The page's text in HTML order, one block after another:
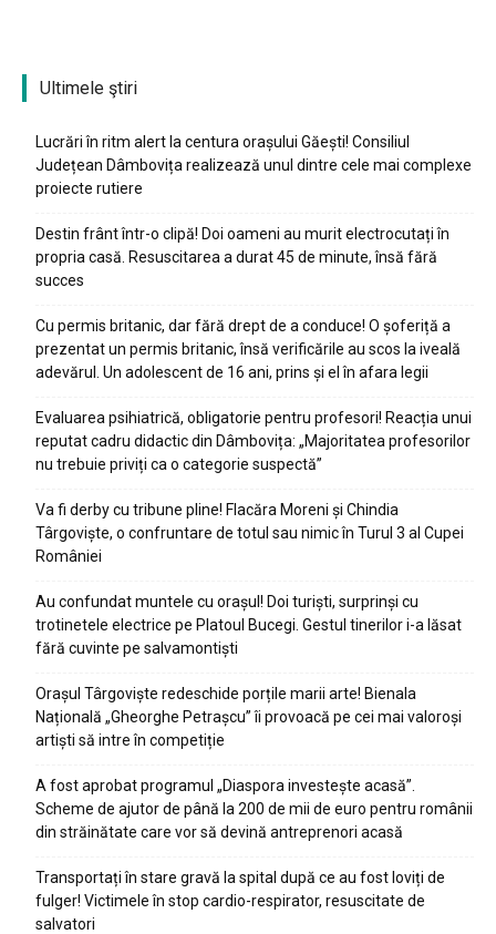
Ultimele ştiri
Lucrări în ritm alert la centura orașului Găești! Consiliul
Județean Dâmbovița realizează unul dintre cele mai complexe
proiecte rutiere
Destin frânt într-o clipă! Doi oameni au murit electrocutați în
propria casă. Resuscitarea a durat 45 de minute, însă fără
succes
Cu permis britanic, dar fără drept de a conduce! O șoferiță a
prezentat un permis britanic, însă verificările au scos la iveală
adevărul. Un adolescent de 16 ani, prins și el în afara legii
Evaluarea psihiatrică, obligatorie pentru profesori! Reacția unui
reputat cadru didactic din Dâmbovița: „Majoritatea profesorilor
nu trebuie priviți ca o categorie suspectă”
Va fi derby cu tribune pline! Flacăra Moreni și Chindia
Târgoviște, o confruntare de totul sau nimic în Turul 3 al Cupei
României
Au confundat muntele cu orașul! Doi turiști, surprinși cu
trotinetele electrice pe Platoul Bucegi. Gestul tinerilor i-a lăsat
fără cuvinte pe salvamontiști
Orașul Târgoviște redeschide porțile marii arte! Bienala
Națională „Gheorghe Petrașcu” îi provoacă pe cei mai valoroși
artiști să intre în competiție
A fost aprobat programul „Diaspora investește acasă”.
Scheme de ajutor de până la 200 de mii de euro pentru românii
din străinătate care vor să devină antreprenori acasă
Transportați în stare gravă la spital după ce au fost loviți de
fulger! Victimele în stop cardio-respirator, resuscitate de
salvatori